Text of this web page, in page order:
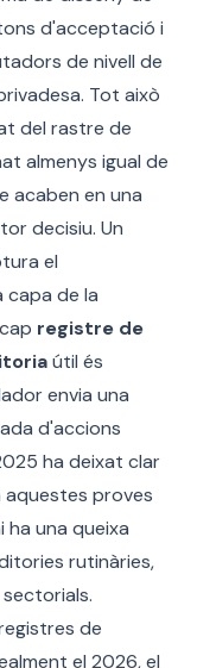
d'acceptació i
de nivell de
Tot això
del rastre de
almenys igual de
acaben en una
decisiu. Un
el
de la
registre de
útil és
envia una
d'accions
ha deixat clar
aquestes proves
una queixa
rutinàries,
de
el 2026, el